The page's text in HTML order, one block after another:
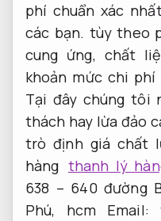
phí chuẩn xác
các bạn. tùy theo
cung ứng, chất
khoản mức chi
Tại đây chúng tôi
thách hay lừa đảo
trò định giá chất
hàng thanh lý
638 – 640 đường
Phú, hcm Email: